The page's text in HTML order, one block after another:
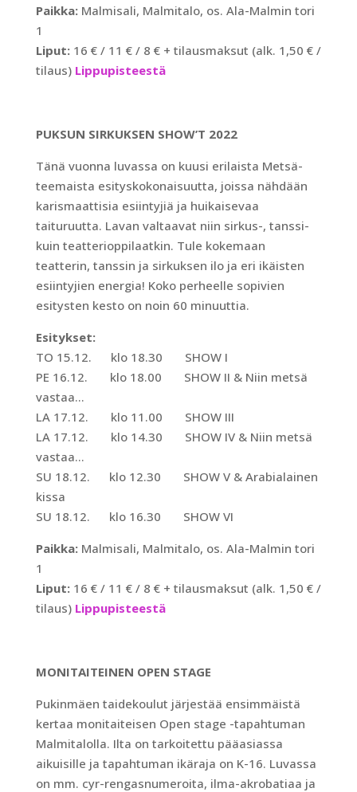
Paikka:Malmisali, Malmitalo, os. Ala-Malmin tori
1
Liput:16 € / 11 € / 8 € + tilausmaksut (alk. 1,50 € /
tilaus) Lippupisteestä
PUKSUN SIRKUKSEN SHOW’T 2022
Tänä vuonna luvassa on kuusi erilaista Metsä-
teemaista esityskokonaisuutta, joissa nähdään
karismaattisia esiintyjiä ja huikaisevaa
taituruutta. Lavan valtaavat niin sirkus-, tanssi-
kuin teatterioppilaatkin. Tule kokemaan
teatterin, tanssin ja sirkuksen ilo ja eri ikäisten
esiintyjien energia! Koko perheelle sopivien
esitysten kesto on noin 60 minuuttia.
Esitykset:
TO 15.12. klo 18.30 SHOW I
PE 16.12. klo 18.00 SHOW II & Niin metsä
vastaa…
LA 17.12. klo 11.00 SHOW III
LA 17.12. klo 14.30 SHOW IV & Niin metsä
vastaa…
SU 18.12. klo 12.30 SHOW V & Arabialainen
kissa
SU 18.12. klo 16.30 SHOW VI
Paikka:Malmisali, Malmitalo, os. Ala-Malmin tori
1
Liput:16 € / 11 € / 8 € + tilausmaksut (alk. 1,50 € /
tilaus) Lippupisteestä
MONITAITEINEN OPEN STAGE
Pukinmäen taidekoulut järjestää ensimmäistä
kertaa monitaiteisen Open stage -tapahtuman
Malmitalolla. Ilta on tarkoitettu pääasiassa
aikuisille ja tapahtuman ikäraja on K-16. Luvassa
on mm. cyr-rengasnumeroita, ilma-akrobatiaa ja